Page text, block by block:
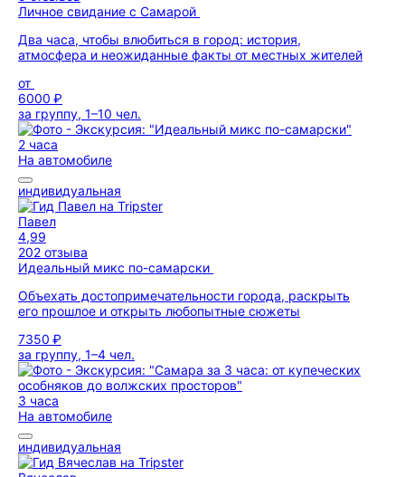
Личное свидание с Самарой
Два часа, чтобы влюбиться в город: история,
атмосфера и неожиданные факты от местных жителей
от
6000 ₽
за группу, 1–10 чел.
2 часа
На автомобиле
индивидуальная
Павел
4,99
202 отзыва
Идеальный микс по-самарски
Объехать достопримечательности города, раскрыть
его прошлое и открыть любопытные сюжеты
7350 ₽
за группу, 1–4 чел.
3 часа
На автомобиле
индивидуальная